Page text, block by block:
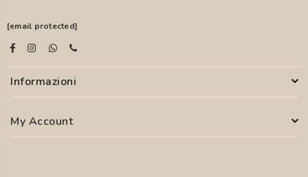
[email protected]
Informazioni
My Account